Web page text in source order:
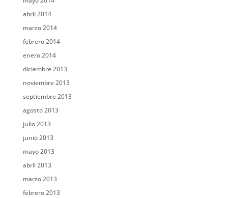
abril 2014
marzo 2014
febrero 2014
enero 2014
diciembre 2013
noviembre 2013
septiembre 2013
agosto 2013
julio 2013
junio 2013
mayo 2013
abril 2013
marzo 2013
febrero 2013